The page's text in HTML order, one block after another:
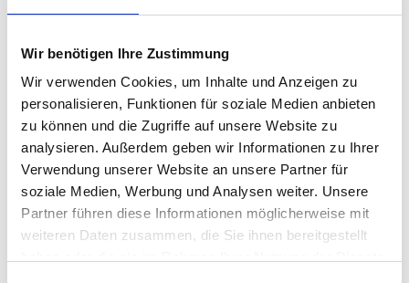
Wir benötigen Ihre Zustimmung
Wir verwenden Cookies, um Inhalte und Anzeigen zu
personalisieren, Funktionen für soziale Medien anbieten
zu können und die Zugriffe auf unsere Website zu
analysieren. Außerdem geben wir Informationen zu Ihrer
Verwendung unserer Website an unsere Partner für
soziale Medien, Werbung und Analysen weiter. Unsere
Partner führen diese Informationen möglicherweise mit
weiteren Daten zusammen, die Sie ihnen bereitgestellt
Mietspiegel nach Baujahr pro qm 2026 in
Burgkirchen an der Alz
Der Mietpreis einer Wohnung in Burgkirchen an der Alz hängt von
Kriterien ist das Baujahr der Immobilie. Das Alter eines Gebäudes